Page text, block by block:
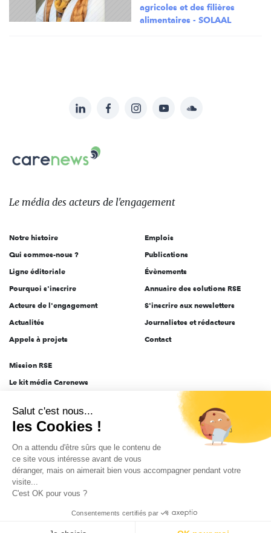
agricoles et des filières
alimentaires - SOLAAL
sur:
LinkedInFacebookInstagramYouTubeSoundcloud
Carenews,
Le
des
l'engagement
Le média des acteurs de l'engagement
Notre histoire
Qui sommes-nous ?
Ligne éditoriale
Pourquoi s'inscrire
Acteurs de l'engagement
Actualités
Appels à projets
Emplois
Publications
Évènements
Annuaire des solutions RSE
S'inscrire aux newsletters
Journalistes et rédacteurs
Contact
Mission RSE
Le kit média Carenews
AEF info
Novethic
PRODURABLE
Inclusiv Day
Données personnelles Mentions légales 2025-2026 Tout droits réservés
Salut c'est nous...
les Cookies !
On a attendu d'être sûrs que le contenu de
ce site vous intéresse avant de vous
déranger, mais on aimerait bien vous accompagner pendant votre
visite...
C'est OK pour vous ?
Consentements certifiés par